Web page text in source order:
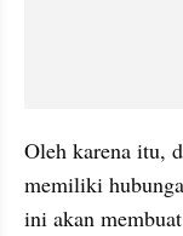
Oleh karena itu,
memiliki
ini akan